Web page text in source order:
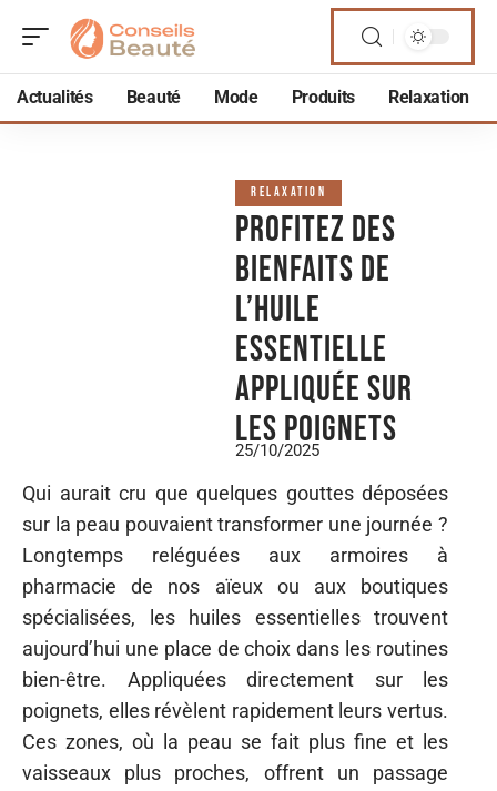
Actualités Beauté Mode Produits Relaxation
RELAXATION
Profitez des
bienfaits de
l’huile
essentielle
appliquée sur
les poignets
25/10/2025
Qui aurait cru que quelques gouttes déposées
sur la peau pouvaient transformer une journée ?
Longtemps reléguées aux armoires à
pharmacie de nos aïeux ou aux boutiques
spécialisées, les huiles essentielles trouvent
aujourd’hui une place de choix dans les routines
bien-être. Appliquées directement sur les
poignets, elles révèlent rapidement leurs vertus.
Ces zones, où la peau se fait plus fine et les
vaisseaux plus proches, offrent un passage